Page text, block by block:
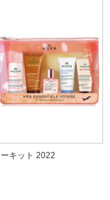
キット 2022